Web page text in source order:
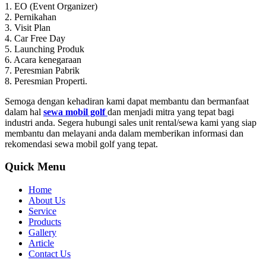
1. EO (Event Organizer)
2. Pernikahan
3. Visit Plan
4. Car Free Day
5. Launching Produk
6. Acara kenegaraan
7. Peresmian Pabrik
8. Peresmian Properti.
Semoga dengan kehadiran kami dapat membantu dan bermanfaat
dalam hal sewa mobil golfdan menjadi mitra yang tepat bagi
industri anda. Segera hubungi sales unit rental/sewa kami yang siap
membantu dan melayani anda dalam memberikan informasi dan
rekomendasi sewa mobil golf yang tepat.
Quick Menu
Home
About Us
Service
Products
Gallery
Article
Contact Us